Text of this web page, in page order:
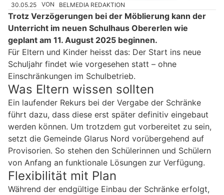
30.05.25 VON BELMEDIA REDAKTION
Trotz Verzögerungen bei der Möblierung kann der
Unterricht im neuen Schulhaus Obererlen wie
geplant am 11. August 2025 beginnen.
Für Eltern und Kinder heisst das: Der Start ins neue
Schuljahr findet wie vorgesehen statt – ohne
Einschränkungen im Schulbetrieb.
Was Eltern wissen sollten
Ein laufender Rekurs bei der Vergabe der Schränke
führt dazu, dass diese erst später definitiv eingebaut
werden können. Um trotzdem gut vorbereitet zu sein,
setzt die Gemeinde Glarus Nord vorübergehend auf
Provisorien. So stehen den Schülerinnen und Schülern
von Anfang an funktionale Lösungen zur Verfügung.
Flexibilität mit Plan
Während der endgültige Einbau der Schränke erfolgt,